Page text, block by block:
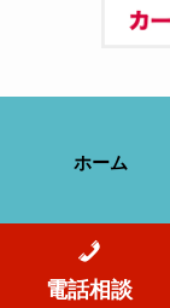
ホーム
電話相談